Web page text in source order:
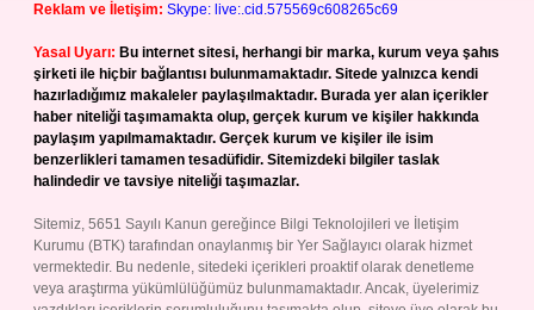
Reklam ve İletişim: Skype: live:.cid.575569c608265c69
Yasal Uyarı: Bu internet sitesi, herhangi bir marka, kurum veya şahıs
şirketi ile hiçbir bağlantısı bulunmamaktadır. Sitede yalnızca kendi
hazırladığımız makaleler paylaşılmaktadır. Burada yer alan içerikler
haber niteliği taşımamakta olup, gerçek kurum ve kişiler hakkında
paylaşım yapılmamaktadır. Gerçek kurum ve kişiler ile isim
benzerlikleri tamamen tesadüfidir. Sitemizdeki bilgiler taslak
halindedir ve tavsiye niteliği taşımazlar.
Sitemiz, 5651 Sayılı Kanun gereğince Bilgi Teknolojileri ve İletişim
Kurumu (BTK) tarafından onaylanmış bir Yer Sağlayıcı olarak hizmet
vermektedir. Bu nedenle, sitedeki içerikleri proaktif olarak denetleme
veya araştırma yükümlülüğümüz bulunmamaktadır. Ancak, üyelerimiz